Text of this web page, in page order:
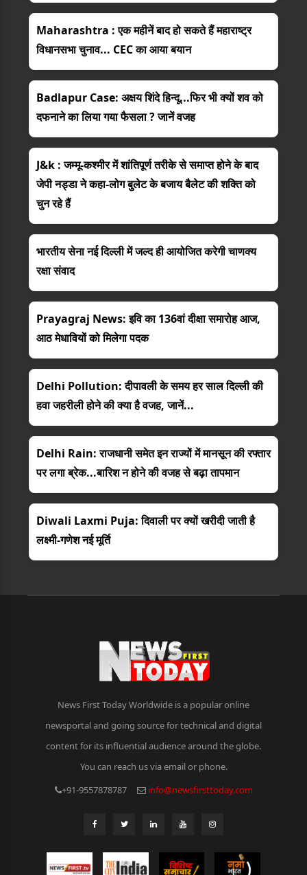
Maharashtra : एक महीनें बाद हो सकते हैं महाराष्ट्र
विधानसभा चुनाव... CEC का आया बयान
Badlapur Case: अक्षय शिंदे हिन्‍दू...फिर भी क्‍यों शव को
दफनाने का लिया गया फैसला ? जानें वजह
J&k : जम्मू-कश्मीर में शांतिपूर्ण तरीके से समाप्त होने के बाद
जेपी नड्डा ने कहा-लोग बुलेट के बजाय बैलेट की शक्ति को
चुन रहे हैं
भारतीय सेना नई दिल्ली में जल्द ही आयोजित करेगी चाणक्य
रक्षा संवाद
Prayagraj News: इवि का 136वां दीक्षा समारोह आज,
आठ मेधावियों को मिलेगा पदक
Delhi Pollution: दीपावली के समय हर साल दिल्ली की
हवा जहरीली होने की क्या है वजह, जानें...
Delhi Rain: राजधानी समेत इन राज्यों में मानसून की रफ्तार
पर लगा ब्रेक...बारिश न होने की वजह से बढ़ा तापमान
Diwali Laxmi Puja: दिवाली पर क्यों खरीदी जाती है
लक्ष्मी-गणेश नई मूर्ति
News First Today Worldwide is a popular online
newsportal and going source for technical and digital
content for its influential audience around the globe.
You can reach us via email or phone.
+91-9557878787
info@newsfirsttoday.com